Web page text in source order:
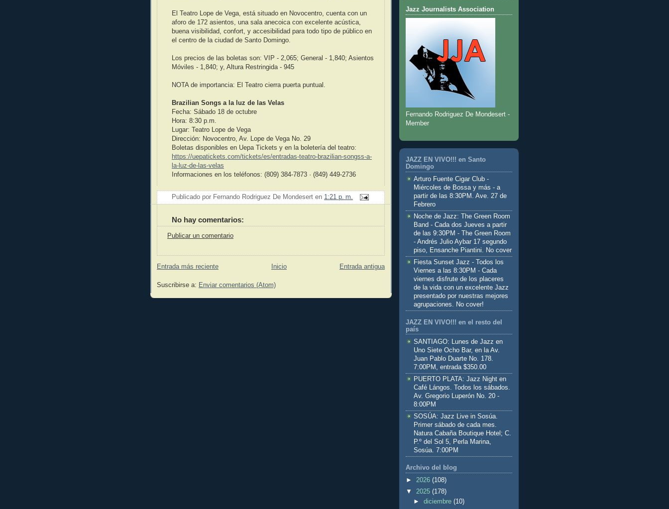
El Teatro Lope de Vega, está situado en Novocentro, cuenta con un
aforo de 172 asientos, una sala anecoica con excelente acústica,
buena visibilidad, confort, y accesibilidad para todo tipo de público en
el centro de la ciudad de Santo Domingo.
Los precios de las boletas son: VIP - 2,065; General - 1,840; Asientos
Móviles - 1,840; y, Altura Restringida - 945
NOTA de importancia: El Teatro cierra puerta puntual.
Brazilian Songs a la luz de las Velas
Fecha: Sábado 18 de octubre
Hora: 8:30 p.m.
Lugar: Teatro Lope de Vega
Dirección: Novocentro, Av. Lope de Vega No. 29
Boletas disponibles en Uepa Tickets y en la boletería del teatro:
https://uepatickets.com/tickets/es/entradas-teatro-brazilian-songss-a-
la-luz-de-las-velas
Informaciones en los teléfonos: (809) 384-7873 · (849) 449-2736
Publicado por Fernando Rodriguez De Mondesert en 1:21 p. m.
No hay comentarios:
Publicar un comentario
Entrada más reciente Entrada antigua
Inicio
Suscribirse a: Enviar comentarios (Atom)
Jazz Journalists Association
Fernando Rodriguez De Mondesert -
Member
JAZZ EN VIVO!!! en Santo
Domingo
Arturo Fuente Cigar Club -
Miércoles de Bossa y más - a
partir de las 8:30PM. Ave. 27 de
Febrero
Noche de Jazz: The Green Room
Band - Cada dos Jueves a partir
de las 9:30PM - The Green Room
- Andrés Julio Aybar 17 segundo
piso, Ensanche Piantini. No cover
Fiesta Sunset Jazz - Todos los
Viernes a las 8:30PM - Cada
viernes disfrute de los placeres
de la vida con un excelente Jazz
presentado por nuestras mejores
agrupaciones. No cover!
JAZZ EN VIVO!!! en el resto del
país
SANTIAGO: Lunes de Jazz en
Uno Siete Ocho Bar, en la Av.
Juan Pablo Duarte No. 178.
7:00PM, entrada $350.00
PUERTO PLATA: Jazz Night en
Café Lángos. Todos los sábados.
Av. Gregorio Luperón No. 20 -
8:00PM
SOSÚA: Jazz Live in Sosúa.
Primer sábado de cada mes.
Natura Cabaña Boutique Hotel; C.
P.º del Sol 5, Perla Marina,
Sosúa. 7:00PM
Archivo del blog
► 2026 (108)
▼ 2025 (178)
►diciembre(10)